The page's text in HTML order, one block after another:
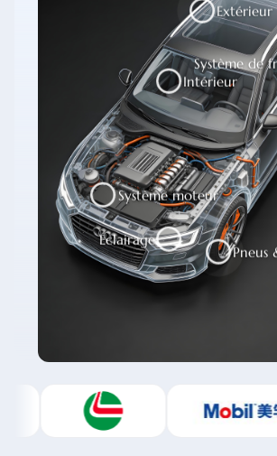
Système moteur
Pneus
Système de
Intérieur
Extérieur
Éclairage